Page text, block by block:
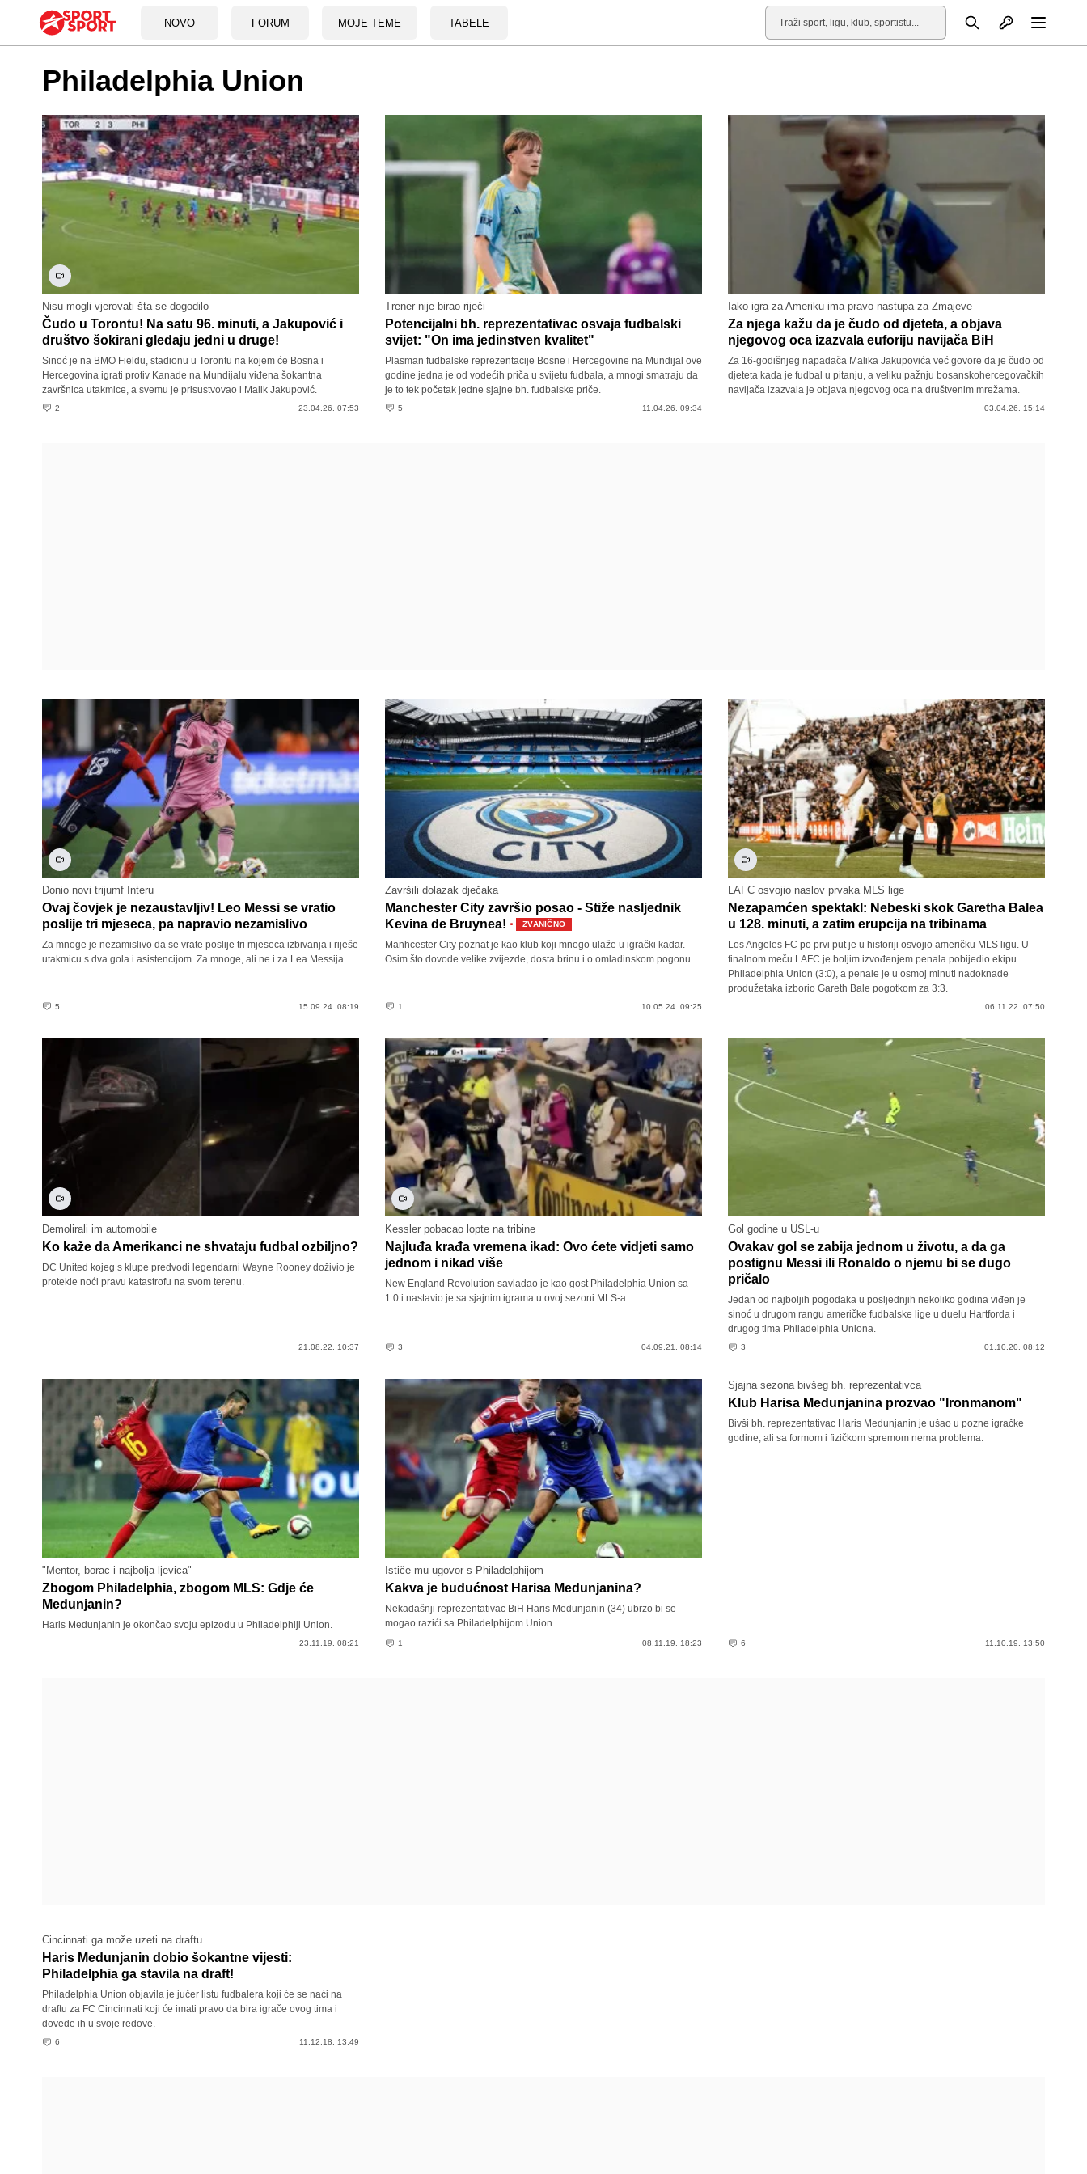
NOVO FORUM MOJE TEME TABELE
Pretraga Otvori profil
Philadelphia Union
Nisu mogli vjerovati šta se dogodilo
Čudo u Torontu! Na satu 96. minuti, a Jakupović i
društvo šokirani gledaju jedni u druge!
Sinoć je na BMO Fieldu, stadionu u Torontu na kojem će Bosna i
Hercegovina igrati protiv Kanade na Mundijalu viđena šokantna
završnica utakmice, a svemu je prisustvovao i Malik Jakupović.
2 23.04.26. 07:53
Trener nije birao riječi
Potencijalni bh. reprezentativac osvaja fudbalski
svijet: "On ima jedinstven kvalitet"
Plasman fudbalske reprezentacije Bosne i Hercegovine na Mundijal ove
godine jedna je od vodećih priča u svijetu fudbala, a mnogi smatraju da
je to tek početak jedne sjajne bh. fudbalske priče.
5 11.04.26. 09:34
Iako igra za Ameriku ima pravo nastupa za Zmajeve
Za njega kažu da je čudo od djeteta, a objava
njegovog oca izazvala euforiju navijača BiH
Za 16-godišnjeg napadača Malika Jakupovića već govore da je čudo od
djeteta kada je fudbal u pitanju, a veliku pažnju bosanskohercegovačkih
navijača izazvala je objava njegovog oca na društvenim mrežama.
03.04.26. 15:14
Donio novi trijumf Interu
Ovaj čovjek je nezaustavljiv! Leo Messi se vratio
poslije tri mjeseca, pa napravio nezamislivo
Za mnoge je nezamislivo da se vrate poslije tri mjeseca izbivanja i riješe
utakmicu s dva gola i asistencijom. Za mnoge, ali ne i za Lea Messija.
5 15.09.24. 08:19
Završili dolazak dječaka
Manchester City završio posao - Stiže nasljednik
Kevina de Bruynea! · ZVANIČNO
Manhcester City poznat je kao klub koji mnogo ulaže u igrački kadar.
Osim što dovode velike zvijezde, dosta brinu i o omladinskom pogonu.
1 10.05.24. 09:25
LAFC osvojio naslov prvaka MLS lige
Nezapamćen spektakl: Nebeski skok Garetha Balea
u 128. minuti, a zatim erupcija na tribinama
Los Angeles FC po prvi put je u historiji osvojio američku MLS ligu. U
finalnom meču LAFC je boljim izvođenjem penala pobijedio ekipu
Philadelphia Union (3:0), a penale je u osmoj minuti nadoknade
produžetaka izborio Gareth Bale pogotkom za 3:3.
06.11.22. 07:50
Demolirali im automobile
Ko kaže da Amerikanci ne shvataju fudbal ozbiljno?
DC United kojeg s klupe predvodi legendarni Wayne Rooney doživio je
protekle noći pravu katastrofu na svom terenu.
21.08.22. 10:37
Kessler pobacao lopte na tribine
Najluđa krađa vremena ikad: Ovo ćete vidjeti samo
jednom i nikad više
New England Revolution savladao je kao gost Philadelphia Union sa
1:0 i nastavio je sa sjajnim igrama u ovoj sezoni MLS-a.
3 04.09.21. 08:14
Gol godine u USL-u
Ovakav gol se zabija jednom u životu, a da ga
postignu Messi ili Ronaldo o njemu bi se dugo
pričalo
Jedan od najboljih pogodaka u posljednjih nekoliko godina viđen je
sinoć u drugom rangu američke fudbalske lige u duelu Hartforda i
drugog tima Philadelphia Uniona.
3 01.10.20. 08:12
"Mentor, borac i najbolja ljevica"
Zbogom Philadelphia, zbogom MLS: Gdje će
Medunjanin?
Haris Medunjanin je okončao svoju epizodu u Philadelphiji Union.
23.11.19. 08:21
Ističe mu ugovor s Philadelphijom
Kakva je budućnost Harisa Medunjanina?
Nekadašnji reprezentativac BiH Haris Medunjanin (34) ubrzo bi se
mogao razići sa Philadelphijom Union.
1 08.11.19. 18:23
Sjajna sezona bivšeg bh. reprezentativca
Klub Harisa Medunjanina prozvao "Ironmanom"
Bivši bh. reprezentativac Haris Medunjanin je ušao u pozne igračke
godine, ali sa formom i fizičkom spremom nema problema.
6 11.10.19. 13:50
Cincinnati ga može uzeti na draftu
Haris Medunjanin dobio šokantne vijesti:
Philadelphia ga stavila na draft!
Philadelphia Union objavila je jučer listu fudbalera koji će se naći na
draftu za FC Cincinnati koji će imati pravo da bira igrače ovog tima i
dovede ih u svoje redove.
6 11.12.18. 13:49